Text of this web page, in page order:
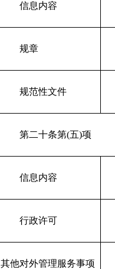
信息内容
规章
规范性文件
第二十条第(五)项
信息内容
行政许可
其他对外管理服务事项